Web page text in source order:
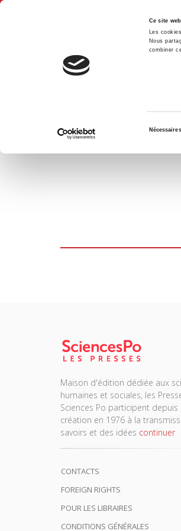
Ce site
Les
Nous
combiner
Nécessaires
PANIER
Maison d'édition dédiée aux
humaines et sociales, les
Sciences Po participent depuis
création en 1976 à la
savoirs et des idées continuer
CONTACTS
FOREIGN RIGHTS
POUR LES LIBRAIRES
CONDITIONS GÉNÉRALES